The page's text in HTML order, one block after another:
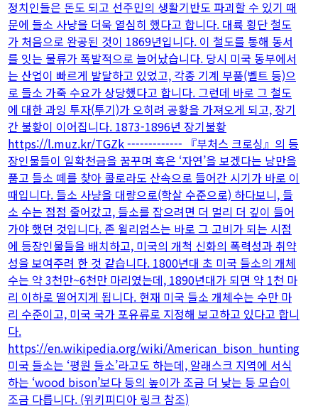
정치인들은 돈도 되고 선주민의 생활기반도 파괴할 수 있기 때
문에 들소 사냥을 더욱 열심히 했다고 합니다. 대륙 횡단 철도
가 처음으로 완공된 것이 1869년입니다. 이 철도를 통해 동서
를 잇는 물류가 폭발적으로 늘어났습니다. 당시 미국 동부에서
는 산업이 빠르게 발달하고 있었고, 각종 기계 부품(벨트 등)으
로 들소 가죽 수요가 상당했다고 합니다. 그런데 바로 그 철도
에 대한 과잉 투자(투기)가 오히려 공황을 가져오게 되고, 장기
간 불황이 이어집니다. 1873-1896년 장기불황
https://l.muz.kr/TGZk ------------- 『부처스 크로싱』의 등
장인물들이 일확천금을 꿈꾸며 혹은 ‘자연’을 보겠다는 낭만을
품고 들소 떼를 찾아 콜로라도 산속으로 들어간 시기가 바로 이
때입니다. 들소 사냥을 대량으로(학살 수준으로) 하다보니, 들
소 수는 점점 줄어갔고, 들소를 잡으려면 더 멀리 더 깊이 들어
가야 했던 것입니다. 존 윌리엄스는 바로 그 고비가 되는 시점
에 등장인물들을 배치하고, 미국의 개척 신화의 폭력성과 취약
성을 보여주려 한 것 같습니다. 1800년대 초 미국 들소의 개체
수는 약 3천만~6천만 마리였는데, 1890년대가 되면 약 1천 마
리 이하로 떨어지게 됩니다. 현재 미국 들소 개체수는 수만 마
리 수준이고, 미국 국가 포유류로 지정해 보고하고 있다고 합니
다.
https://en.wikipedia.org/wiki/American_bison_hunting
미국 들소는 ‘평원 들소’라고도 하는데, 알래스크 지역에 서식
하는 ‘wood bison’보다 등의 높이가 조금 더 낮는 등 모습이
조금 다릅니다. (위키피디아 링크 참조)